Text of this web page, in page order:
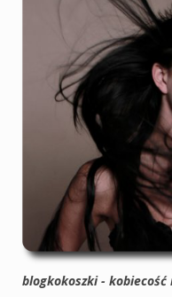
blogkokoszki - kobiecość